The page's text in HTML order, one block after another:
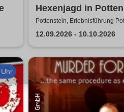
Hexenjagd in
Die Inszenierung
Verleumdung &
Pottenstein, Erlebnisführung
12.09.2026 - 10.10.2026